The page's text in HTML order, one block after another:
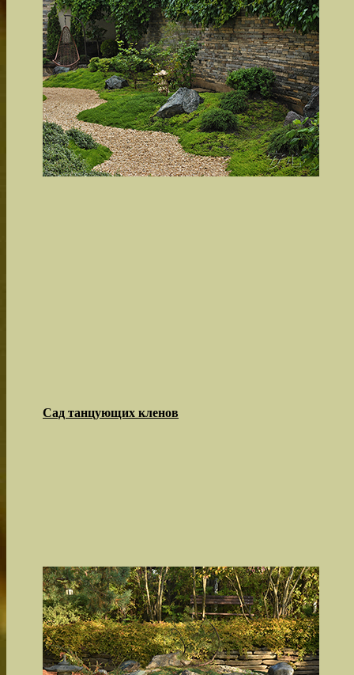
Сад танцующих кленов